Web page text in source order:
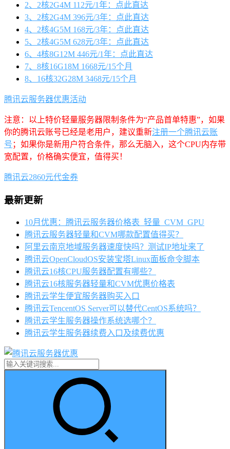
2、2核2G4M 112元/1年：点此直达
3、2核2G4M 396元/3年：点此直达
4、2核4G5M 168元/3年：点此直达
5、2核4G5M 628元/3年：点此直达
6、4核8G12M 446元/1年：点此直达
7、8核16G18M 1668元/15个月
8、16核32G28M 3468元/15个月
腾讯云服务器优惠活动
注意：以上特价轻量服务器限制条件为“产品首单特惠”，如果
你的腾讯云账号已经是老用户，建议重新注册一个腾讯云账
号 ；如果你是新用户符合条件，那么无脑入，这个CPU内存带
宽配置，价格确实便宜，值得买！
腾讯云2860元代金券
最新更新
10月优惠：腾讯云服务器价格表_轻量_CVM_GPU
腾讯云服务器轻量和CVM哪款配置值得买？
阿里云南京地域服务器速度快吗？测试IP地址来了
腾讯云OpenCloudOS安装宝塔Linux面板命令脚本
腾讯云16核CPU服务器配置有哪些？
腾讯云16核服务器轻量和CVM优惠价格表
腾讯云学生便宜服务器购买入口
腾讯云TencentOS Server可以替代CentOS系统吗？
腾讯云学生服务器操作系统选哪个？
腾讯云学生服务器续费入口及续费优惠